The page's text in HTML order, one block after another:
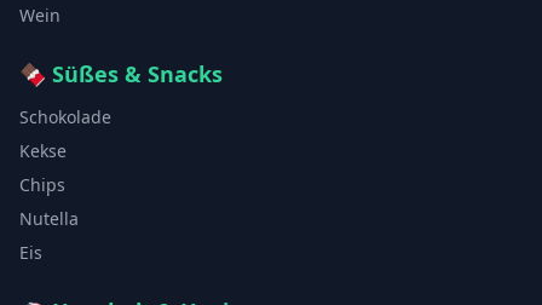
Wein
🍫 Süßes & Snacks
Schokolade
Kekse
Chips
Nutella
Eis